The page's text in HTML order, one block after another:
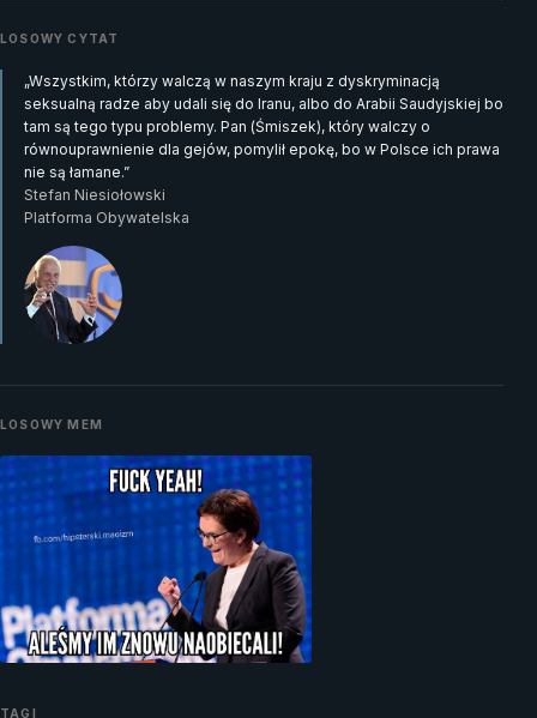
LOSOWY CYTAT
„Wszystkim, którzy walczą w naszym kraju z dyskryminacją
seksualną radze aby udali się do Iranu, albo do Arabii Saudyjskiej bo
tam są tego typu problemy. Pan (Śmiszek), który walczy o
równouprawnienie dla gejów, pomylił epokę, bo w Polsce ich prawa
nie są łamane.”
Stefan Niesiołowski
Platforma Obywatelska
LOSOWY MEM
TAGI